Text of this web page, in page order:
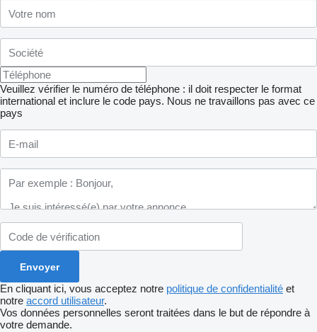
Veuillez vérifier le numéro de téléphone : il doit respecter le format
international et inclure le code pays. Nous ne travaillons pas avec ce
pays
En cliquant ici, vous acceptez notre politique de confidentialité et
notre accord utilisateur.
Vos données personnelles seront traitées dans le but de répondre à
votre demande.